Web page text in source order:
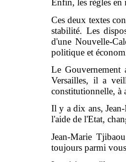
Enfin, les règles en
Ces deux textes
stabilité. Les
d'une Nouvelle-
politique et
Le Gouvernement
Versailles, il a
constitutionnelle, à
Il y a dix ans,
l'aide de l'Etat,
Jean-Marie
toujours parmi